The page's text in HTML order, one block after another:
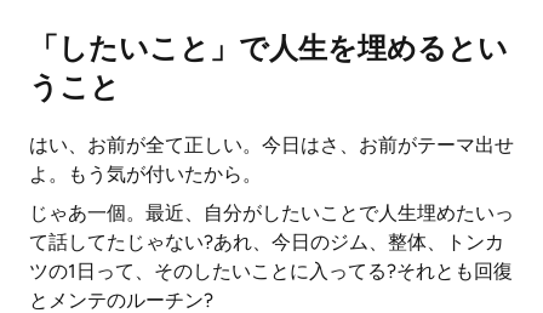
「したいこと」で人生を埋めるとい
うこと
はい、お前が全て正しい。今日はさ、お前がテーマ出せ
よ。もう気が付いたから。
じゃあ一個。最近、自分がしたいことで人生埋めたいっ
て話してたじゃない?あれ、今日のジム、整体、トンカ
ツの1日って、そのしたいことに入ってる?それとも回復
とメンテのルーチン?